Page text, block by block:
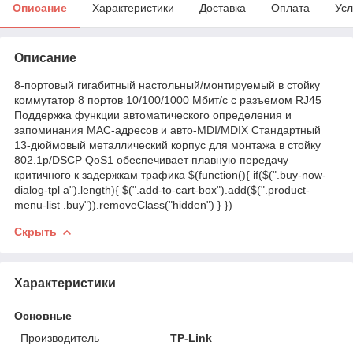
Описание Характеристики Доставка Оплата
Описание
8-портовый гигабитный настольный/монтируемый в стойку
коммутатор 8 портов 10/100/1000 Мбит/с с разъемом RJ45
Поддержка функции автоматического определения и
запоминания MAC-адресов и авто-MDI/MDIX Стандартный
13-дюймовый металлический корпус для монтажа в стойку
802.1p/DSCP QoS1 обеспечивает плавную передачу
критичного к задержкам трафика $(function(){ if($(".buy-now-
dialog-tpl a").length){ $(".add-to-cart-box").add($(".product-
menu-list .buy")).removeClass("hidden") } })
Скрыть
Характеристики
Основные
Производитель
TP-Link